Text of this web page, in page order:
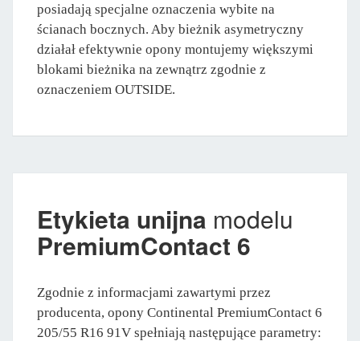
posiadają specjalne oznaczenia wybite na
ścianach bocznych. Aby bieżnik asymetryczny
działał efektywnie opony montujemy większymi
blokami bieżnika na zewnątrz zgodnie z
oznaczeniem OUTSIDE.
Etykieta unijna modelu
PremiumContact 6
Zgodnie z informacjami zawartymi przez
producenta, opony Continental PremiumContact 6
205/55 R16 91V spełniają następujące parametry: